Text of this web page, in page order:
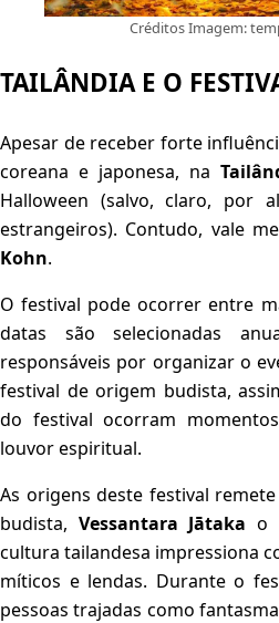
Créditos Imagem:
TAILÂNDIA E O
Apesar de receber forte
coreana e japonesa, na
Halloween (salvo, claro, por
estrangeiros). Contudo, vale
Kohn.
O festival pode ocorrer entre
datas são selecionadas
responsáveis por organizar o
festival de origem budista,
do festival ocorram
louvor espiritual.
As origens deste festival
budista, Vessantara Jātaka o
cultura tailandesa impressiona
míticos e lendas. Durante o
pessoas trajadas como